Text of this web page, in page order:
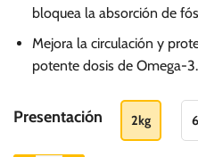
bloquea la absorción de
Mejora la circulación y
potente dosis de Omega-3.
Presentación 2kg